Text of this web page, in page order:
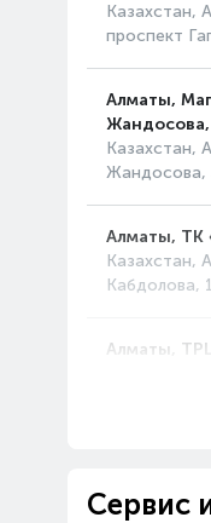
Казахстан,
проспект
Алматы,
Казахстан,
Жандосова,
Алматы, ТК
Казахстан,
Кабдолова,
Алматы,
Рихарда
Сервис